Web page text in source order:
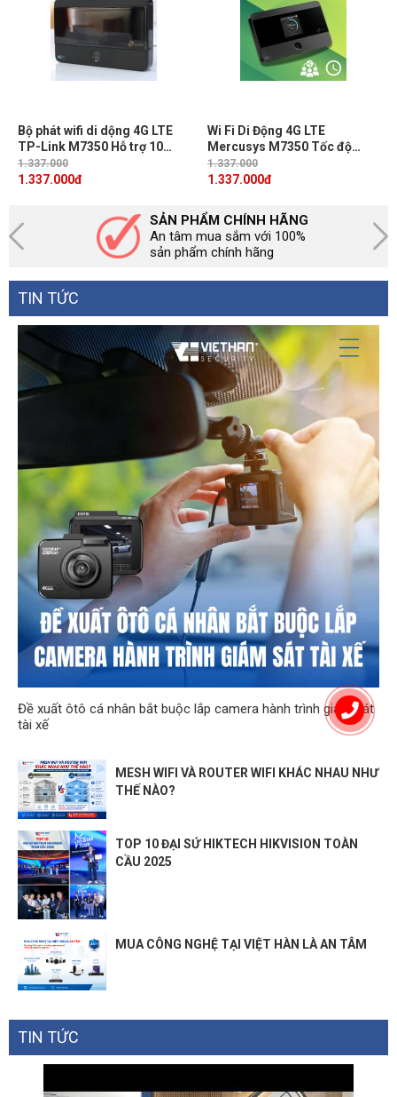
Bộ phát wifi di dộng 4G LTE
TP-Link M7350 Hỗ trợ 10
thiết bị kết nối, Pin dung
lượng 2000mAh
1.337.000
1.337.000đ
Wi Fi Di Động 4G LTE
Mercusys M7350 Tốc độ
150Mbps, Pin sạc 2000 mAH,
Màn hình màu TFT 1,4 inch,
1.337.000
1.337.000đ
SẢN PHẨM CHÍNH HÃNG
An tâm mua sắm với 100%
sản phẩm chính hãng
TIN TỨC
Đề xuất ôtô cá nhân bắt buộc lắp camera hành trình giám sát
tài xế
MESH WIFI VÀ ROUTER WIFI KHÁC NHAU NHƯ
THẾ NÀO?
TOP 10 ĐẠI SỨ HIKTECH HIKVISION TOÀN
CẦU 2025
MUA CÔNG NGHỆ TẠI VIỆT HÀN LÀ AN TÂM
TIN TỨC